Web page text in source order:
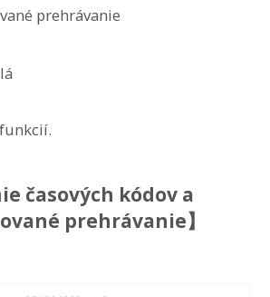
prehrávanie
časových kódov a
prehrávanie】